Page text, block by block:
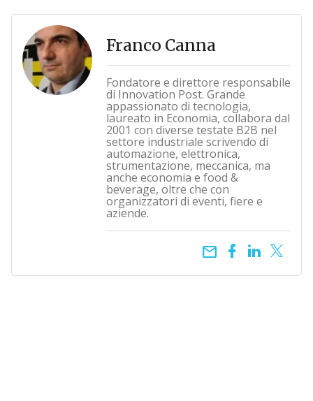
Franco Canna
Fondatore e direttore responsabile
di Innovation Post. Grande
appassionato di tecnologia,
laureato in Economia, collabora dal
2001 con diverse testate B2B nel
settore industriale scrivendo di
automazione, elettronica,
strumentazione, meccanica, ma
anche economia e food &
beverage, oltre che con
organizzatori di eventi, fiere e
aziende.
email